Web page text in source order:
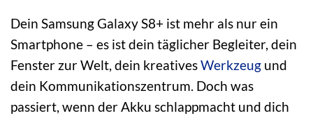
Dein Samsung Galaxy S8+ ist mehr als nur ein
Smartphone – es ist dein täglicher Begleiter, dein
Fenster zur Welt, dein kreativesWerkzeug und
dein Kommunikationszentrum. Doch was
passiert, wenn der Akku schlappmacht und dich